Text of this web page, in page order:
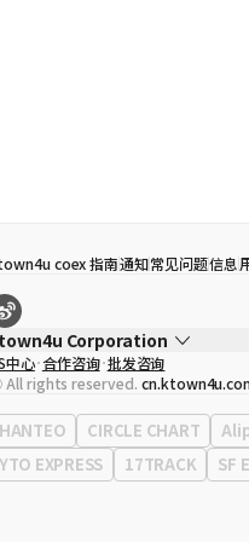
coex 指南通知常见问题信息
Corporation
宋効珉
业执照 120-87-71116
地址 首尔特别市 江南区 岭东大路
中心 合作咨询 批发咨询
rights reserved.
HANTEO CIRCLE CHART
YTO EXPRESS
17TRACK SF